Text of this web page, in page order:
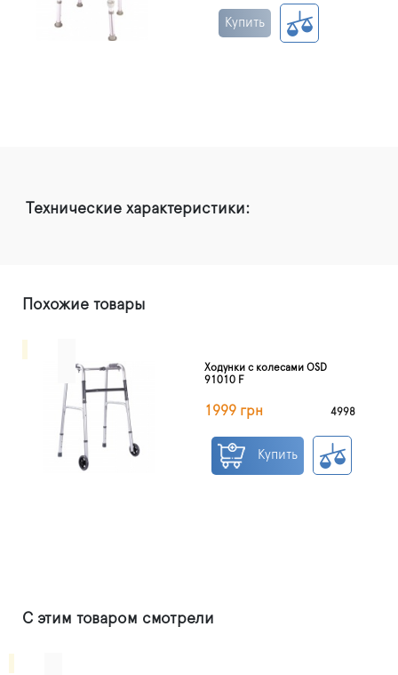
Купить
Технические характеристики:
Похожие товары
Ходунки с колесами OSD
91010 F
1999 грн 4998
Купить
С этим товаром смотрели